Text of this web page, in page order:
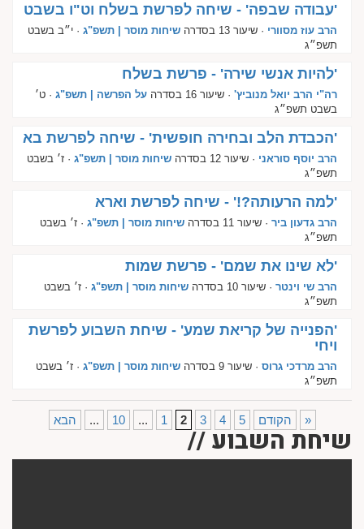
'עבודה שבפה' - שיחה לפרשת בשלח וט"ו בשבט
הרב עוז מסוורי · שיעור 13 בסדרה שיחות מוסר | תשפ"ג · י״ב בשבט
תשפ״ג
'להיות אנשי שירה' - פרשת בשלח
רה"י הרב יואל מנוביץ' · שיעור 16 בסדרה על הפרשה | תשפ"ג · ט׳
בשבט תשפ״ג
'הכבדת הלב ובחירה חופשית' - שיחה לפרשת בא
הרב יוסף סוראני · שיעור 12 בסדרה שיחות מוסר | תשפ"ג · ז׳ בשבט
תשפ״ג
'למה הרעותה?!' - שיחה לפרשת וארא
הרב גדעון ביר · שיעור 11 בסדרה שיחות מוסר | תשפ"ג · ז׳ בשבט
תשפ״ג
'לא שינו את שמם' - פרשת שמות
הרב שי וינטר · שיעור 10 בסדרה שיחות מוסר | תשפ"ג · ז׳ בשבט
תשפ״ג
'הפנייה של קריאת שמע' - שיחת השבוע לפרשת
ויחי
הרב מרדכי גרוס · שיעור 9 בסדרה שיחות מוסר | תשפ"ג · ז׳ בשבט
תשפ״ג
הקודם 1 2 3 4 5
...
10
... הבא »
שיחת השבוע //